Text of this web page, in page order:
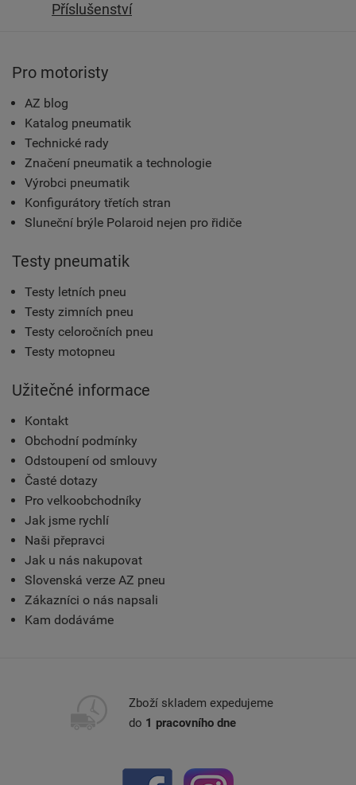
Příslušenství
Pro motoristy
AZ blog
Katalog pneumatik
Technické rady
Značení pneumatik a technologie
Výrobci pneumatik
Konfigurátory třetích stran
Sluneční brýle Polaroid nejen pro řidiče
Testy pneumatik
Testy letních pneu
Testy zimních pneu
Testy celoročních pneu
Testy motopneu
Užitečné informace
Kontakt
Obchodní podmínky
Odstoupení od smlouvy
Časté dotazy
Pro velkoobchodníky
Jak jsme rychlí
Naši přepravci
Jak u nás nakupovat
Slovenská verze AZ pneu
Zákazníci o nás napsali
Kam dodáváme
Zboží skladem expedujeme
do 1 pracovního dne